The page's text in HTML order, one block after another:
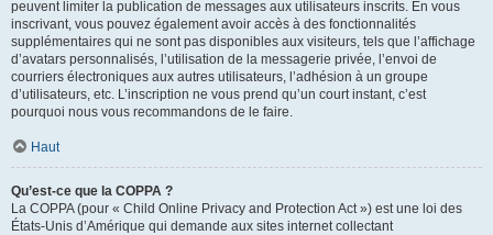
peuvent limiter la publication de messages aux utilisateurs inscrits. En vous
inscrivant, vous pouvez également avoir accès à des fonctionnalités
supplémentaires qui ne sont pas disponibles aux visiteurs, tels que l’affichage
d’avatars personnalisés, l’utilisation de la messagerie privée, l’envoi de
courriers électroniques aux autres utilisateurs, l’adhésion à un groupe
d’utilisateurs, etc. L’inscription ne vous prend qu’un court instant, c’est
pourquoi nous vous recommandons de le faire.
Haut
Qu’est-ce que la COPPA ?
La COPPA (pour « Child Online Privacy and Protection Act ») est une loi des
États-Unis d’Amérique qui demande aux sites internet collectant